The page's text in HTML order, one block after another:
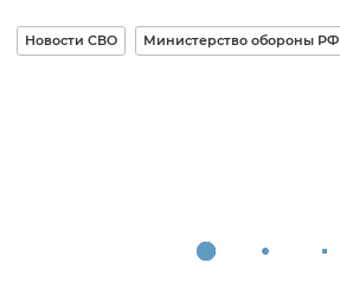
Новости СВО Министерство обороны РФ